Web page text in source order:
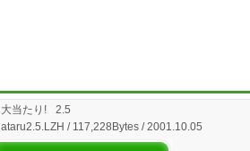
大当たり! 2.5
ataru2.5.LZH / 117,228Bytes / 2001.10.05